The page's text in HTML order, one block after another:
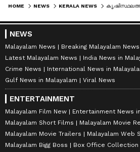
HOME NEWS KERALA NEWS
NEWS
Malayalam News
Breaking Malayalam News
Latest Malayalam News
India News in
Crime News
International News in
Gulf News in Malayalam
Viral News
ENTERTAINMENT
Malayalam Film New
Entertainment News
Malayalam Short Films
Malayalam Movie
Malayalam Movie Trailers
Malayalam Web
Malayalam Bigg Boss
Box Office Collection